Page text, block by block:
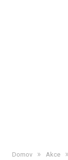
Domov » Akce »